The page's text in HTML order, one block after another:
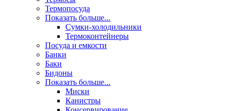
Термопосуда
Показать больше...
Сумки-холодильники
Термоконтейнеры
Посуда и емкости
Банки
Баки
Бидоны
Показать больше...
Миски
Канистры